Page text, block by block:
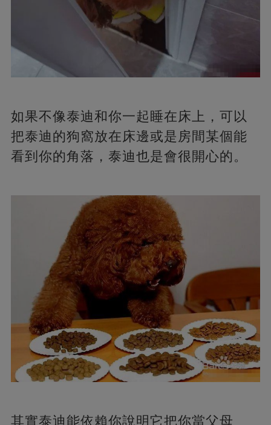
如果不像泰迪和你一起睡在床上，可以
把泰迪的狗窩放在床邊或是房間某個能
看到你的角落，泰迪也是會很開心的。
其實泰迪能依賴你說明它把你當父母